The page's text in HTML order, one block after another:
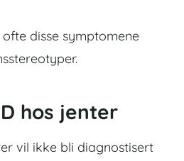
disse symptomene
hos jenter
vil ikke bli diagnostisert